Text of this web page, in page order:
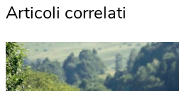
Articoli correlati